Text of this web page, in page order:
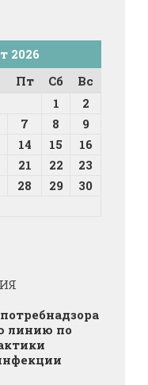
2026
Пт Сб
Вс
1
2
7 8
9
14 15
16
21 22
23
28 29
30
линию по